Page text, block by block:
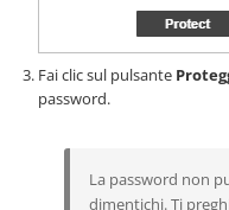
Fai clic sul pulsante
password.
La password non
dimentichi. Ti